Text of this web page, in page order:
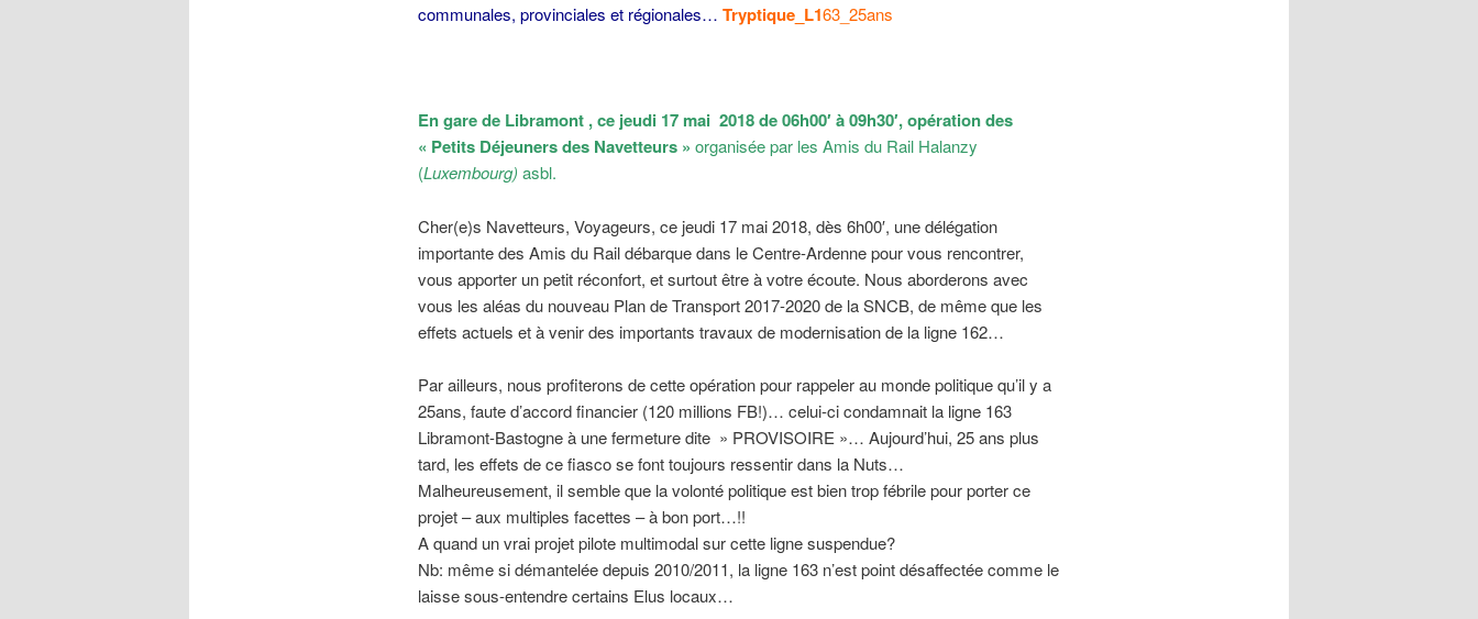
communales, provinciales et régionales… Tryptique_L163_25ans
En gare de Libramont , ce jeudi 17 mai 2018 de 06h00′ à 09h30′, opération des
« Petits Déjeuners des Navetteurs » organisée par les Amis du Rail Halanzy
(Luxembourg) asbl.
Cher(e)s Navetteurs, Voyageurs, ce jeudi 17 mai 2018, dès 6h00′, une délégation
importante des Amis du Rail débarque dans le Centre-Ardenne pour vous rencontrer,
vous apporter un petit réconfort, et surtout être à votre écoute. Nous aborderons avec
vous les aléas du nouveau Plan de Transport 2017-2020 de la SNCB, de même que les
effets actuels et à venir des importants travaux de modernisation de la ligne 162…
Par ailleurs, nous profiterons de cette opération pour rappeler au monde politique qu’il y a
25ans, faute d’accord financier (120 millions FB!)… celui-ci condamnait la ligne 163
Libramont-Bastogne à une fermeture dite » PROVISOIRE »… Aujourd’hui, 25 ans plus
tard, les effets de ce fiasco se font toujours ressentir dans la Nuts…
Malheureusement, il semble que la volonté politique est bien trop fébrile pour porter ce
projet – aux multiples facettes – à bon port…!!
A quand un vrai projet pilote multimodal sur cette ligne suspendue?
Nb: même si démantelée depuis 2010/2011, la ligne 163 n’est point désaffectée comme le
laisse sous-entendre certains Elus locaux…